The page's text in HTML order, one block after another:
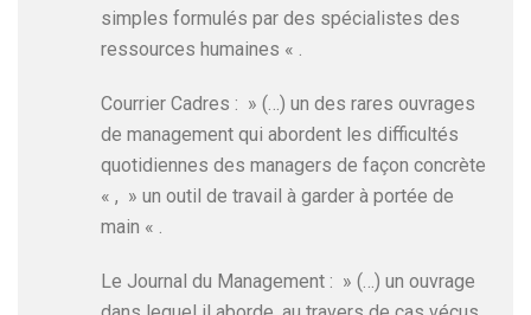
simples formulés par des spécialistes des
ressources humaines « .
Courrier Cadres : » (…) un des rares ouvrages
de management qui abordent les difficultés
quotidiennes des managers de façon concrète
« , » un outil de travail à garder à portée de
main « .
Le Journal du Management : » (…) un ouvrage